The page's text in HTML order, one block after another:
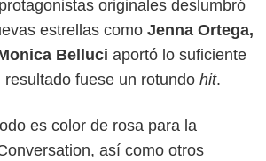
originales deslumbró
estrellas como Jenna Ortega,
Belluci aportó lo suficiente
fuese un rotundo hit.
es color de rosa para la
así como otros
Warner Bros. Pictures